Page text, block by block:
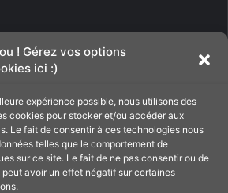
! Gérez vos options
ici :)
expérience possible, nous utilisons des
cookies pour stocker et/ou accéder aux
Le fait de consentir à ces technologies nous
telles que le comportement de
sur ce site. Le fait de ne pas consentir ou de
avoir un effet négatif sur certaines
P
a
e
r
P
e
u
par ici pour filer un petit coup de main au
;)